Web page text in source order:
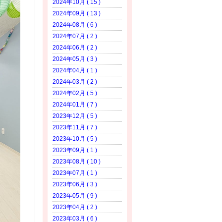
2024年10月 ( 15 )
2024年09月 ( 13 )
2024年08月 ( 6 )
2024年07月 ( 2 )
2024年06月 ( 2 )
2024年05月 ( 3 )
2024年04月 ( 1 )
2024年03月 ( 2 )
2024年02月 ( 5 )
2024年01月 ( 7 )
2023年12月 ( 5 )
2023年11月 ( 7 )
2023年10月 ( 5 )
2023年09月 ( 1 )
2023年08月 ( 10 )
2023年07月 ( 1 )
2023年06月 ( 3 )
2023年05月 ( 9 )
2023年04月 ( 2 )
2023年03月 ( 6 )